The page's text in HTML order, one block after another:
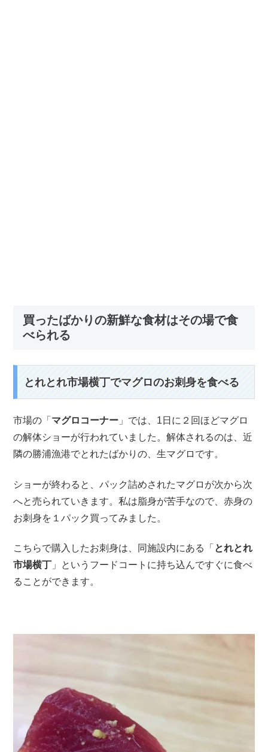
買ったばかりの新鮮な食材はその場で食
べられる
とれとれ市場横丁でマグロのお刺身を食べる
市場の「 マグロコーナー 」では、1日に２回ほどマグロ
の解体ショーが行われていました。解体されるのは、近
隣の勝浦漁港でとれたばかりの、生マグロです。
ショーが終わると、パック詰めされたマグロが次から次
へと売られていきます。私は脂身が苦手なので、赤身の
お刺身を１パック買ってみました。
こちらで購入したお刺身は、同施設内にある「 とれとれ
市場横丁 」というフードコートに持ち込んですぐに食べ
ることができます。